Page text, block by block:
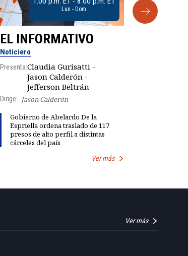
Lun - Dom
EL INFORMATIVO
Noticiero
Presenta:Claudia Gurisatti -
Jason Calderón -
Jefferson Beltrán
Dirige:
Jason Calderón
Gobierno de Abelardo De la
Espriella ordena traslado de 117
presos de alto perfil a distintas
cárceles del país
Ver más
Ver más